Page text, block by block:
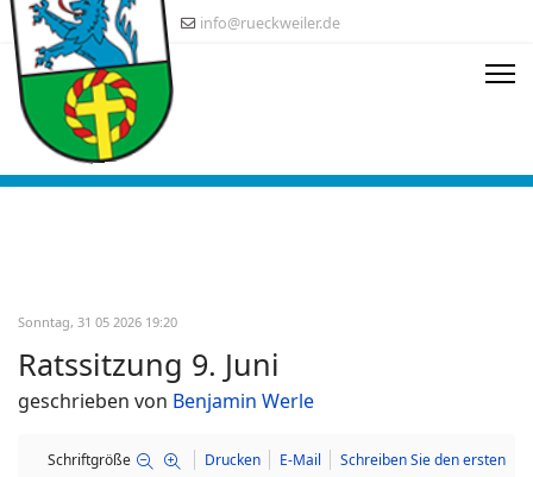
info@rueckweiler.de
Sonntag, 31 05 2026 19:20
Ratssitzung 9. Juni
geschrieben von Benjamin Werle
Schriftgröße Drucken E-Mail
Schreiben Sie den ersten